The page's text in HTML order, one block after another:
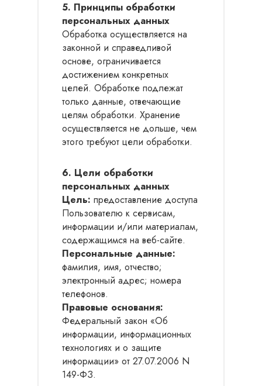
5. Принципы обработки
персональных данных
Обработка осуществляется на
законной и справедливой
основе, ограничивается
достижением конкретных
целей. Обработке подлежат
только данные, отвечающие
целям обработки. Хранение
осуществляется не дольше, чем
этого требуют цели обработки.
6. Цели обработки
персональных данных
Цель: предоставление доступа
Пользователю к сервисам,
информации и/или материалам,
содержащимся на веб-сайте.
Персональные данные:
фамилия, имя, отчество;
электронный адрес; номера
телефонов.
Правовые основания:
Федеральный закон «Об
информации, информационных
технологиях и о защите
информации» от 27.07.2006 N
149-ФЗ.